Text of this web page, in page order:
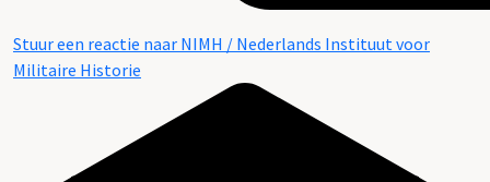
Stuur een reactie naar NIMH / Nederlands Instituut voor
Militaire Historie